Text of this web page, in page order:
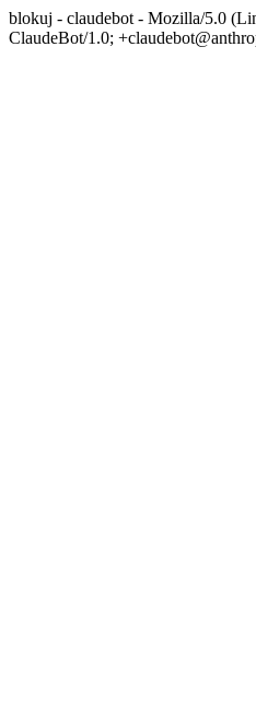
blokuj - claudebot - Mozilla/5.0
ClaudeBot/1.0;